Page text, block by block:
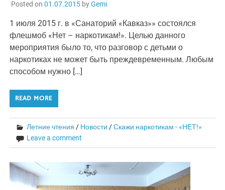
Posted on 01.07.2015byGemi
1 июля 2015 г. в «Санаторий «Кавказ»» состоялся
флешмоб «Нет – наркотикам!». Целью данного
мероприятия было то, что разговор с детьми о
наркотиках не может быть преждевременным. Любым
способом нужно […]
READ MORE
Летние чтения / Новости /Скажи наркотикам - «НЕТ!»
Leave a comment